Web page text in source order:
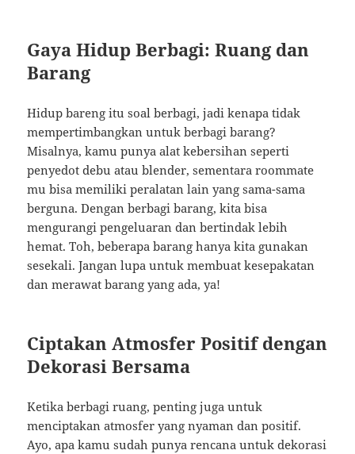
Gaya Hidup Berbagi: Ruang dan
Barang
Hidup bareng itu soal berbagi, jadi kenapa tidak
mempertimbangkan untuk berbagi barang?
Misalnya, kamu punya alat kebersihan seperti
penyedot debu atau blender, sementara roommate
mu bisa memiliki peralatan lain yang sama-sama
berguna. Dengan berbagi barang, kita bisa
mengurangi pengeluaran dan bertindak lebih
hemat. Toh, beberapa barang hanya kita gunakan
sesekali. Jangan lupa untuk membuat kesepakatan
dan merawat barang yang ada, ya!
Ciptakan Atmosfer Positif dengan
Dekorasi Bersama
Ketika berbagi ruang, penting juga untuk
menciptakan atmosfer yang nyaman dan positif.
Ayo, apa kamu sudah punya rencana untuk dekorasi